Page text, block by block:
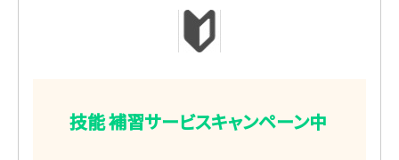
技能補習サービスキャンペーン中